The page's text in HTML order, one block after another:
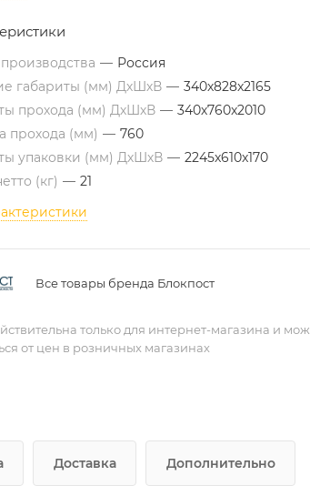
— Россия
габариты (мм) ДхШхВ — 340x828x2165
прохода (мм) ДхШхВ — 340х760x2010
прохода (мм) — 760
упаковки (мм) ДхШхВ — 2245x610x170
(кг) — 21
Все товары бренда Блокпост
только для интернет-магазина и
от цен в розничных магазинах
Доставка Дополнительно